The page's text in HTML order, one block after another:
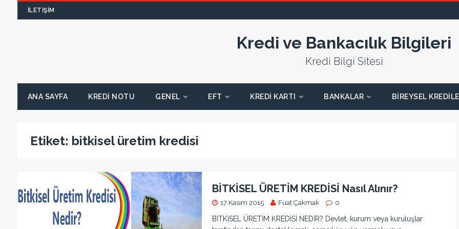
İLETIŞIM
Kredi ve Bankacılık Bilgileri
Kredi Bilgi Sitesi
ANA SAYFA KREDI NOTU GENEL EFT KREDI KARTI BANKALAR BIREYSEL
Etiket: bitkisel üretim kredisi
BİTKİSEL ÜRETİM KREDİSİ Nasıl Alınır?
17 Kasım 2015 Fuat Çakmak 0
BİTKİSEL ÜRETİM KREDİSİ NEDİR? Devlet, kurum veya kuruluşlar